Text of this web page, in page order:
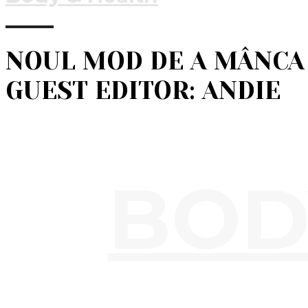
NOUL MOD DE A MÂNCA
GUEST EDITOR: ANDIE